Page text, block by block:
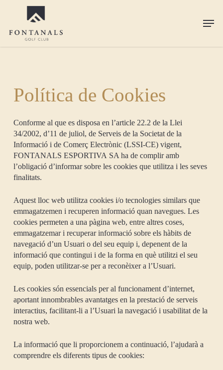
content
Menu
Política de Cookies
Conforme al que es disposa en l’article 22.2 de la Llei
34/2002, d’11 de juliol, de Serveis de la Societat de la
Informació i de Comerç Electrònic (LSSI-CE) vigent,
FONTANALS ESPORTIVA SA ha de complir amb
l’obligació d’informar sobre les cookies que utilitza i les seves
finalitats.
Aquest lloc web utilitza cookies i/o tecnologies similars que
emmagatzemen i recuperen informació quan navegues. Les
cookies permeten a una pàgina web, entre altres coses,
emmagatzemar i recuperar informació sobre els hàbits de
navegació d’un Usuari o del seu equip i, depenent de la
informació que contingui i de la forma en què utilitzi el seu
equip, poden utilitzar-se per a reconèixer a l’Usuari.
Les cookies són essencials per al funcionament d’internet,
aportant innombrables avantatges en la prestació de serveis
interactius, facilitant-li a l’Usuari la navegació i usabilitat de la
nostra web.
La informació que li proporcionem a continuació, l’ajudarà a
comprendre els diferents tipus de cookies: